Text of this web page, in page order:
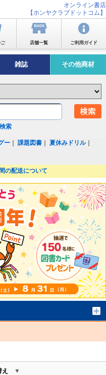
オンライン書店
【ホンヤクラブドットコム】
店舗一覧 ご利用ガイド
雑誌 その他商材
索
ー ｜課題図書 ｜夏休みドリル｜
の配送について